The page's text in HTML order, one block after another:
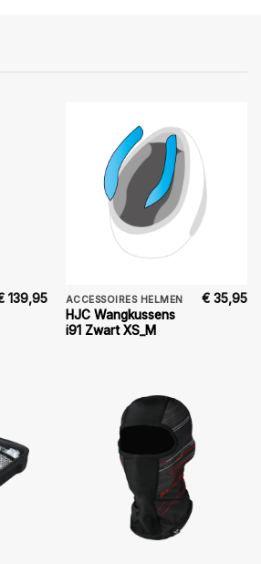
139,95 ACCESSOIRES HELMEN
HJC Wangkussens
i91 Zwart XS_M
€ 35,95